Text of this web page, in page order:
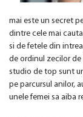
mai este un secret
dintre cele mai
si de fetele din
de ordinul zecilor de
studio de top sunt
pe parcursul anilor,
unele femei sa aiba